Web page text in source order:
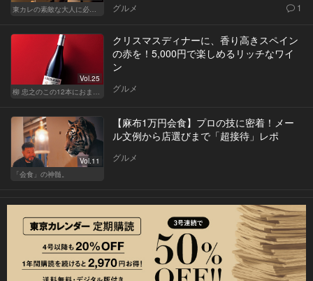
東カレの素敵な大人に必要なこと
グルメ 1
Vol.25
柳 忠之のこの12本におまかせ
クリスマスディナーに、香り高きスペイン
の赤を！5,000円で楽しめるリッチなワイ
ン
グルメ
Vol.11
「会食」の神髄。
【麻布1万円会食】プロの技に密着！メー
ル文例から店選びまで「超接待」レポ
グルメ